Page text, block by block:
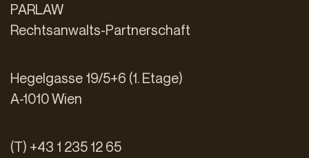
PARLAW
Rechtsanwalts-Partnerschaft
Hegelgasse 19/5+6 (1. Etage)
A-1010 Wien
(T) +43 1 235 12 65